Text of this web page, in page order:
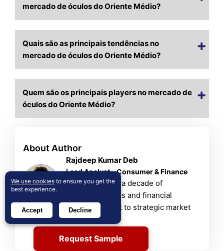
mercado de óculos do Oriente Médio?
Quais são as principais tendências no
mercado de óculos do Oriente Médio?
Quem são os principais players no mercado de
óculos do Oriente Médio?
About Author
Rajdeep Kumar Deb
Lead Analyst – Consumer & Finance
Rajdeep brings a decade of
consumer goods and financial
services insight to strategic market
analysis.
Request Sample
We use cookies to ensure you get the
best experience.
Accept Decline